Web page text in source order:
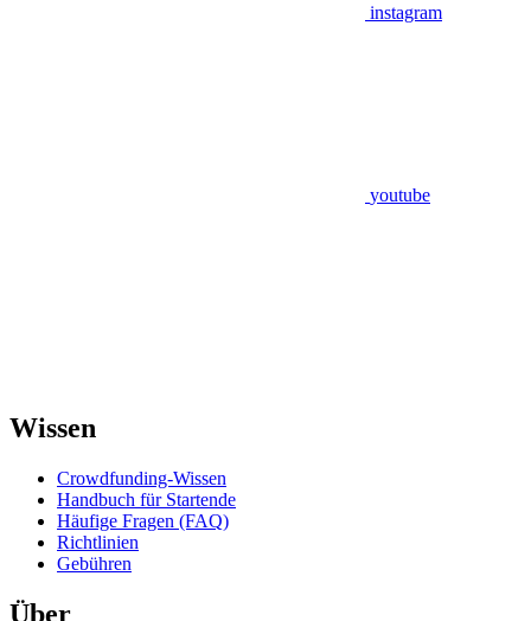
instagram
youtube
Wissen
Crowdfunding-Wissen
Handbuch für Startende
Häufige Fragen (FAQ)
Richtlinien
Gebühren
Über